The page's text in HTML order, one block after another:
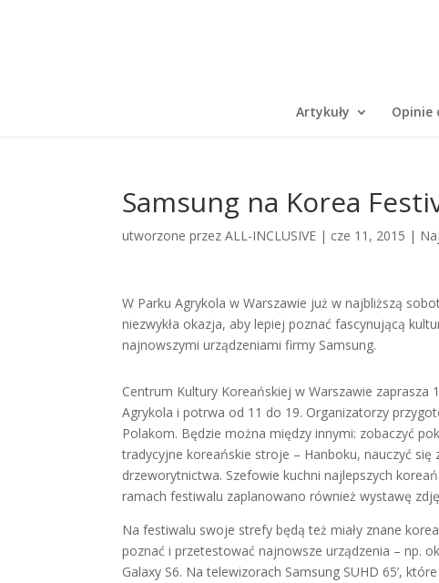
Artykuły Opinie
Samsung na Korea
utworzone przezALL-INCLUSIVE | cze 11, 2015 |
W Parku Agrykola w Warszawie już w najbliższą
niezwykła okazja, aby lepiej poznać fascynującą
najnowszymi urządzeniami firmy Samsung.
Centrum Kultury Koreańskiej w Warszawie zaprasza
Agrykola i potrwa od 11 do 19. Organizatorzy
Polakom. Będzie można między innymi: zobaczyć
tradycyjne koreańskie stroje – Hanboku, nauczyć
drzeworytnictwa. Szefowie kuchni najlepszych
ramach festiwalu zaplanowano również wystawę
Na festiwalu swoje strefy będą też miały znane
poznać i przetestować najnowsze urządzenia – np.
Galaxy S6. Na telewizorach Samsung SUHD 65’,